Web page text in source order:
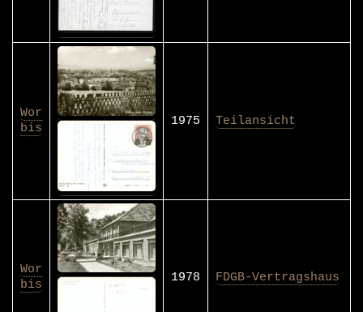
Wor
bis
1975 Teilansicht
Wor
bis
1978 FDGB-Vertragshaus